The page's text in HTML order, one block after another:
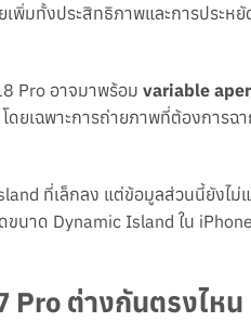
พิ่มทั้งประสิทธิภาพและการประห
Pro อาจมาพร้อม variable
ยเฉพาะการถ่ายภาพที่ต้องการฉ
ที่เล็กลง แต่ข้อมูลส่วนนี้ยังไม่
นาด Dynamic Island ใน
Pro ต่างกันตรงไหน